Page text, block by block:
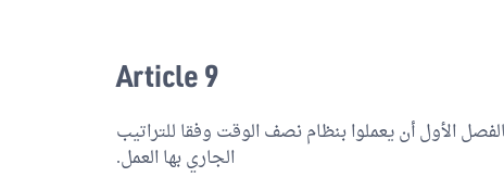
Article 9
الأول أن يعملوا بنظام نصف الوقت وفقا للتراتيب
الجاري بها العمل.